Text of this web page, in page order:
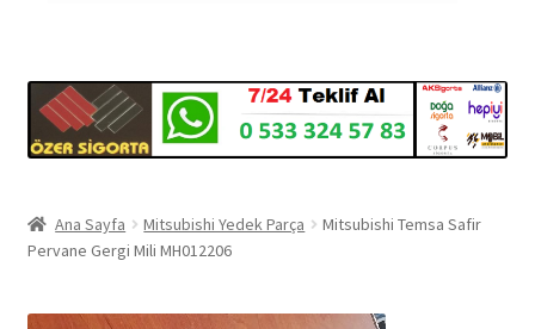
Ana Sayfa Mitsubishi Yedek Parça
Mitsubishi Temsa Safir
Pervane Gergi Mili MH012206